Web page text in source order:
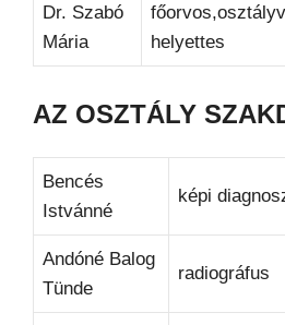
Dr. Szabó
Mária
helyettes
AZ OSZTÁLY
Bencés
Istvánné
képi
Andóné Balog
Tünde
radiográfus